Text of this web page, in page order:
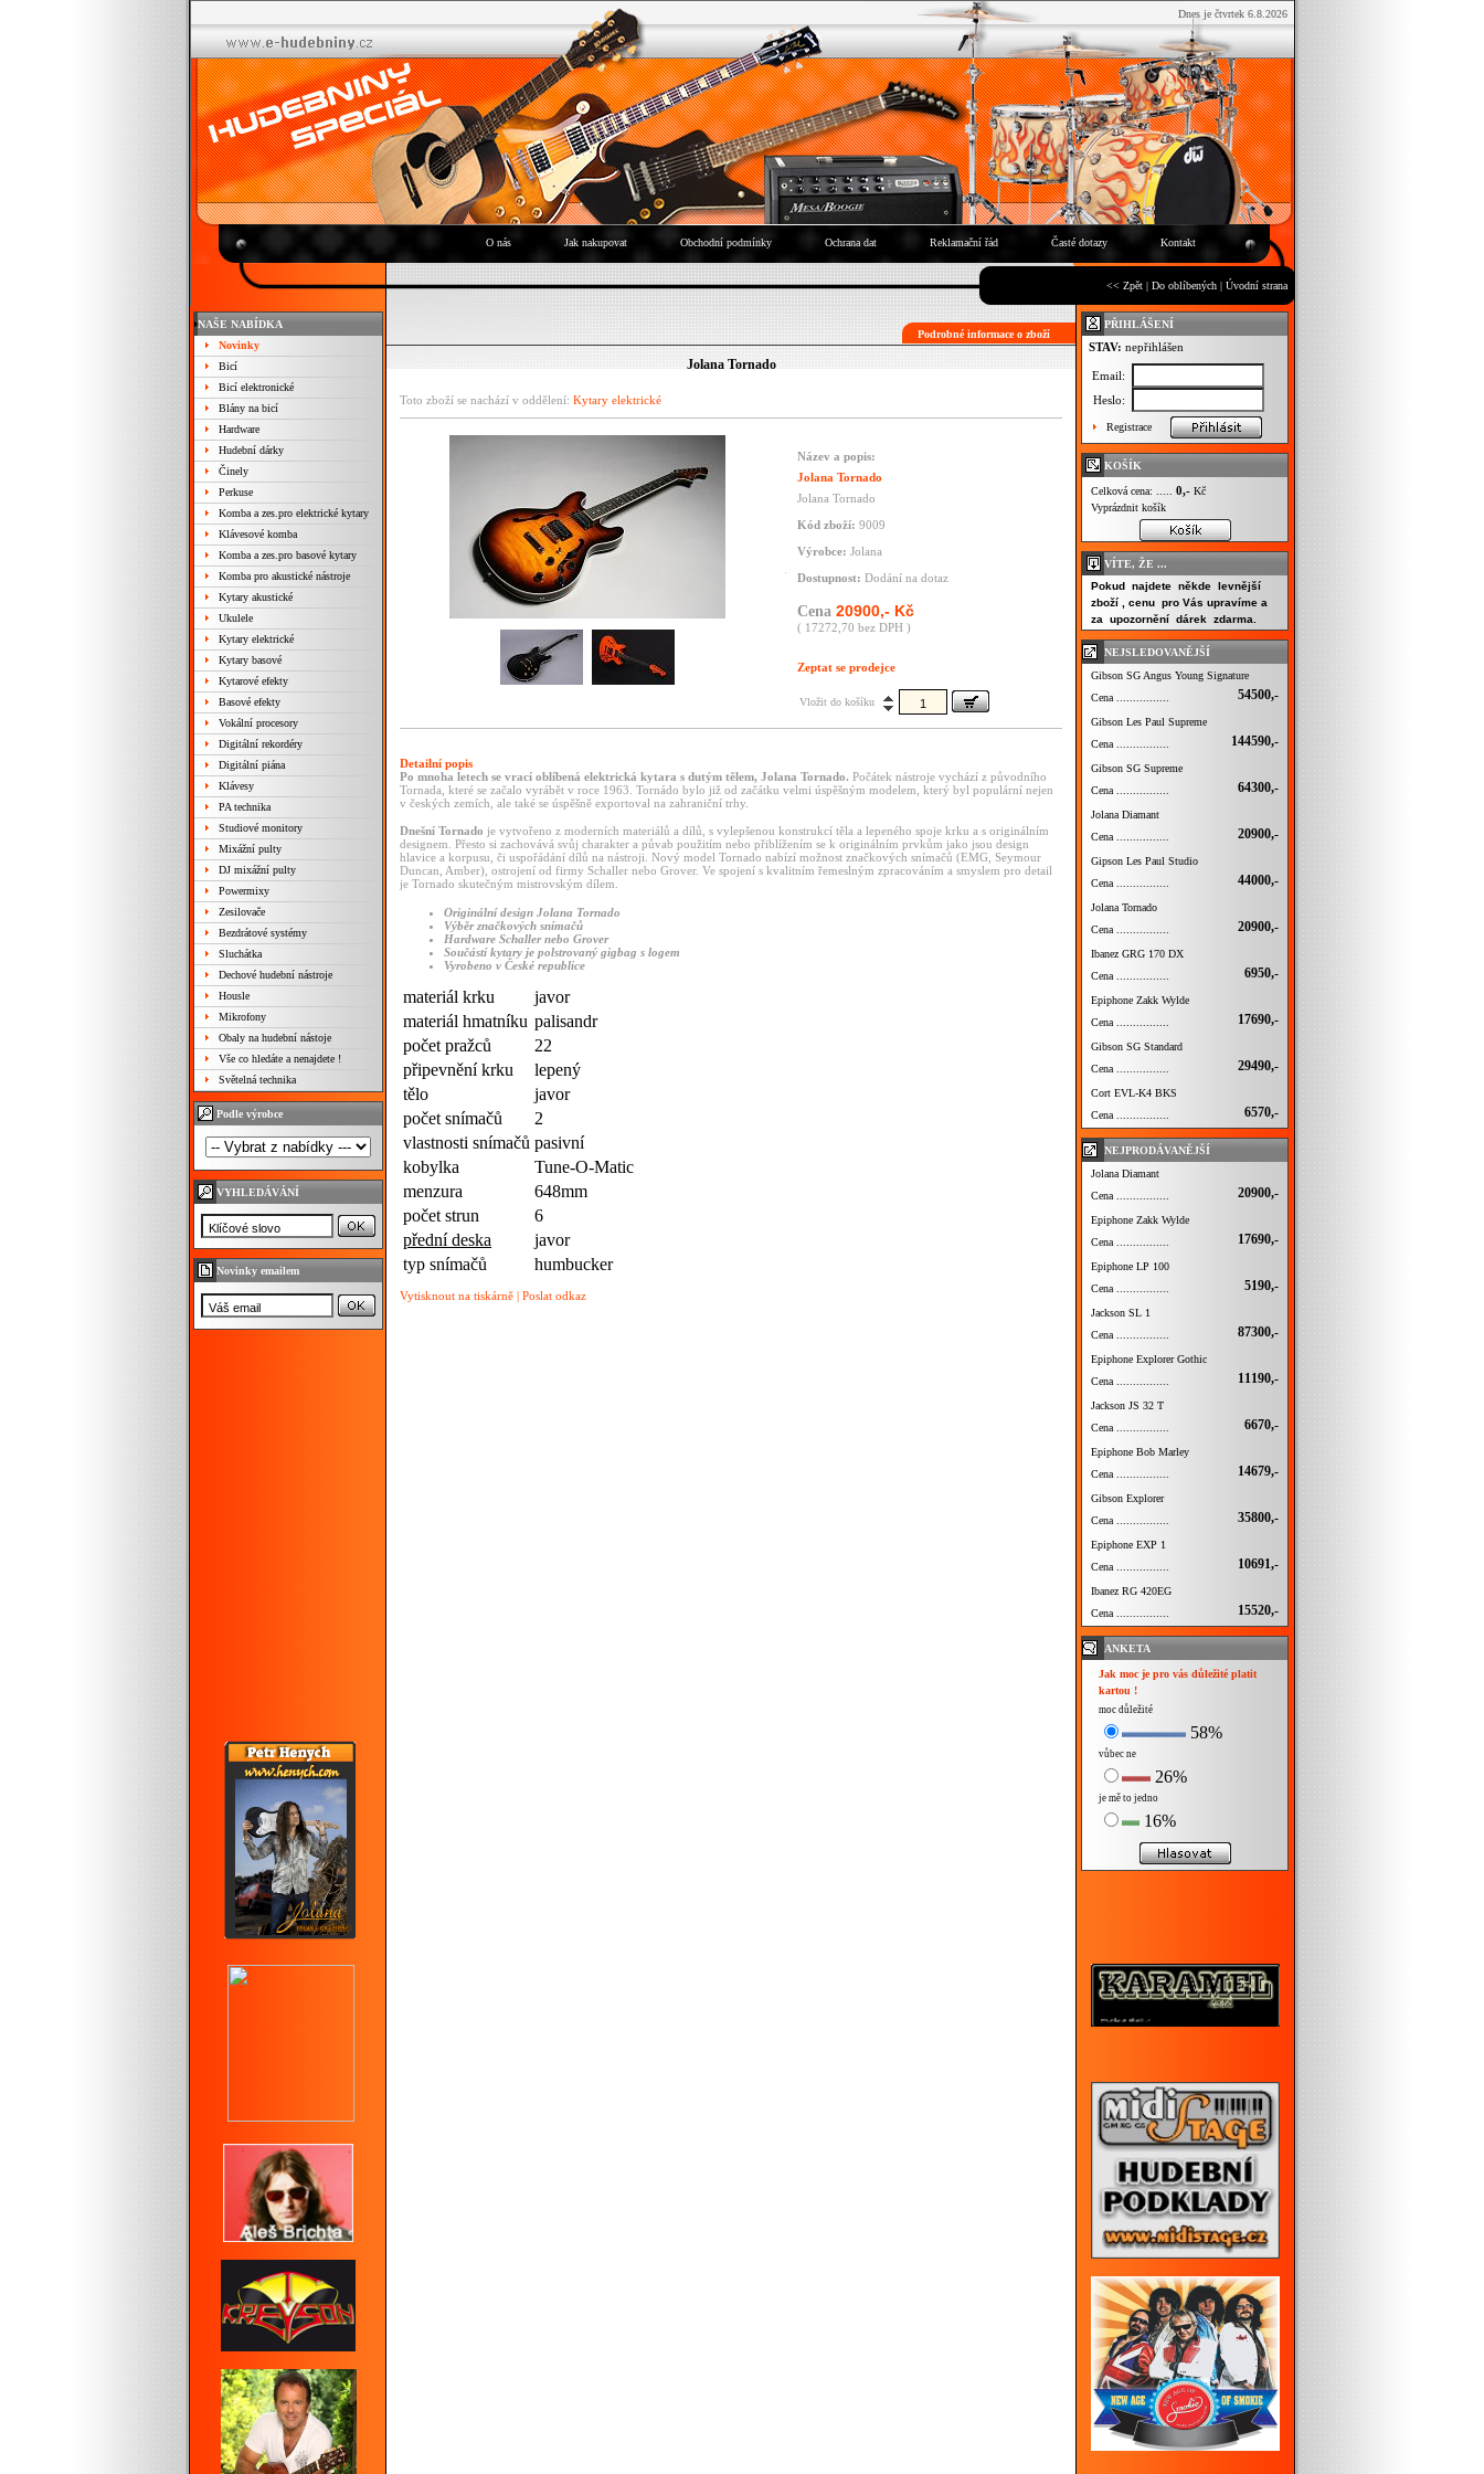
Dnes je čtvrtek 6.8.2026
O nás Jak nakupovat Obchodní podmínky Ochrana dat Reklamační řád Časté dotazy Kontakt
<< Zpět | Do oblíbených | Úvodní strana
NAŠE NABÍDKA
Novinky
Bicí
Bicí elektronické
Blány na bicí
Hardware
Hudební dárky
Činely
Perkuse
Komba a zes.pro elektrické kytary
Klávesové komba
Komba a zes.pro basové kytary
Komba pro akustické nástroje
Kytary akustické
Ukulele
Kytary elektrické
Kytary basové
Kytarové efekty
Basové efekty
Vokální procesory
Digitální rekordéry
Digitální piána
Klávesy
PA technika
Studiové monitory
Mixážní pulty
DJ mixážní pulty
Powermixy
Zesilovače
Bezdrátové systémy
Sluchátka
Dechové hudební nástroje
Housle
Mikrofony
Obaly na hudební nástoje
Vše co hledáte a nenajdete !
Světelná technika
Podle výrobce
VYHLEDÁVÁNÍ
Novinky emailem
Podrobné informace o zboží
Jolana Tornado
Toto zboží se nachází v oddělení: Kytary elektrické
Název a popis:
Jolana Tornado
Jolana Tornado
Kód zboží: 9009
Výrobce: Jolana
Dostupnost: Dodání na dotaz
Cena 20900,- Kč
( 17272,70 bez DPH )
Zeptat se prodejce
Vložit do košíku
Detailní popis
Po mnoha letech se vrací oblíbená elektrická kytara s dutým tělem, Jolana Tornado. Počátek nástroje vychází z původního
Tornada, které se začalo vyrábět v roce 1963. Tornádo bylo již od začátku velmi úspěšným modelem, který byl populární nejen
v českých zemích, ale také se úspěšně exportoval na zahraniční trhy.
Dnešní Tornado je vytvořeno z moderních materiálů a dílů, s vylepšenou konstrukcí těla a lepeného spoje krku a s originálním
designem. Přesto si zachovává svůj charakter a půvab použitím nebo přiblížením se k originálním prvkům jako jsou design
hlavice a korpusu, či uspořádání dílů na nástroji. Nový model Tornado nabízí možnost značkových snímačů (EMG, Seymour
Duncan, Amber), ostrojení od firmy Schaller nebo Grover. Ve spojení s kvalitním řemeslným zpracováním a smyslem pro detail
je Tornado skutečným mistrovským dílem.
Originální design Jolana Tornado
Výběr značkových snímačů
Hardware Schaller nebo Grover
Součástí kytary je polstrovaný gigbag s logem
Vyrobeno v České republice
materiál krku
javor
materiál hmatníku palisandr
počet pražců
22
připevnění krku
lepený
tělo
javor
počet snímačů
2
vlastnosti snímačů pasivní
kobylka
Tune-O-Matic
menzura
648mm
počet strun
6
přední deska
javor
typ snímačů
humbucker
Vytisknout na tiskárně | Poslat odkaz
PŘIHLÁŠENÍ
STAV: nepřihlášen
Email:
Heslo:
Registrace
KOŠÍK
Celková cena: ..... 0,- Kč
Vyprázdnit košík
VÍTE, ŽE ...
Pokud najdete někde levnější
zboží , cenu pro Vás upravíme a
za upozornění dárek zdarma.
NEJSLEDOVANĚJŠÍ
Gibson SG Angus Young Signature
Cena ................
54500,-
Gibson Les Paul Supreme
Cena ................
144590,-
Gibson SG Supreme
Cena ................
64300,-
Jolana Diamant
Cena ................
20900,-
Gipson Les Paul Studio
Cena ................
44000,-
Jolana Tornado
Cena ................
20900,-
Ibanez GRG 170 DX
Cena ................
6950,-
Epiphone Zakk Wylde
Cena ................
17690,-
Gibson SG Standard
Cena ................
29490,-
Cort EVL-K4 BKS
Cena ................
6570,-
NEJPRODÁVANĚJŠÍ
Jolana Diamant
Cena ................
20900,-
Epiphone Zakk Wylde
Cena ................
17690,-
Epiphone LP 100
Cena ................
5190,-
Jackson SL 1
Cena ................
87300,-
Epiphone Explorer Gothic
Cena ................
11190,-
Jackson JS 32 T
Cena ................
6670,-
Epiphone Bob Marley
Cena ................
14679,-
Gibson Explorer
Cena ................
35800,-
Epiphone EXP 1
Cena ................
10691,-
Ibanez RG 420EG
Cena ................
15520,-
ANKETA
Jak moc je pro vás důležité platit
kartou !
moc důležité
58%
vůbec ne
26%
je mě to jedno
16%